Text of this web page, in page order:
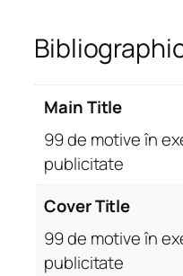
Main Title
99 de motive în
publicitate
Cover Title
99 de motive în
publicitate